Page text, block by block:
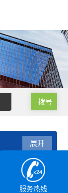
拨号
展开
服务热线